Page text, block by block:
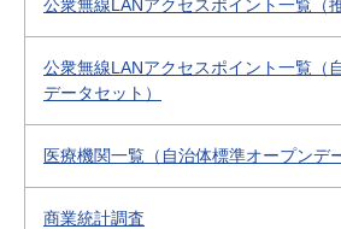
公衆無線LANアクセスポイント一覧（
公衆無線LANアクセスポイント一覧（
データセット）
医療機関一覧（自治体標準オープンデ
商業統計調査